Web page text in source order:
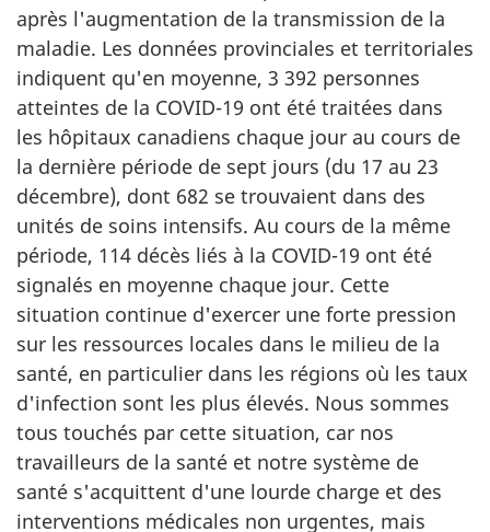
après l'augmentation de la transmission de la
maladie. Les données provinciales et territoriales
indiquent qu'en moyenne, 3 392 personnes
atteintes de la COVID-19 ont été traitées dans
les hôpitaux canadiens chaque jour au cours de
la dernière période de sept jours (du 17 au 23
décembre), dont 682 se trouvaient dans des
unités de soins intensifs. Au cours de la même
période, 114 décès liés à la COVID-19 ont été
signalés en moyenne chaque jour. Cette
situation continue d'exercer une forte pression
sur les ressources locales dans le milieu de la
santé, en particulier dans les régions où les taux
d'infection sont les plus élevés. Nous sommes
tous touchés par cette situation, car nos
travailleurs de la santé et notre système de
santé s'acquittent d'une lourde charge et des
interventions médicales non urgentes, mais